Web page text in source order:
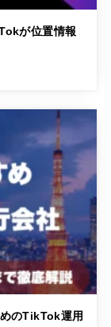
が位置情報
のTikTok運用